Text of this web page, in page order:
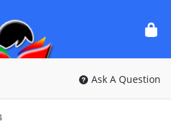
Ask A Question